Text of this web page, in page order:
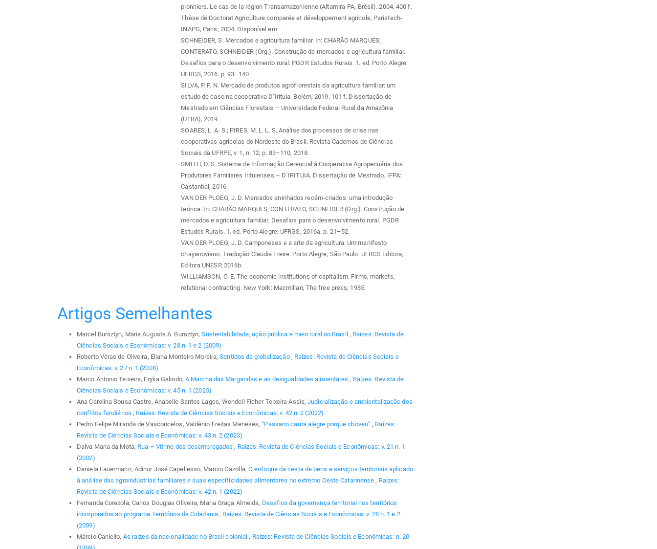
pionniers. Le cas de la région Transamazonienne (Altamira-PA, Brésil). 2004. 400 f.
Thèse de Doctorat Agriculture comparée et développement agricole, Paristech-
INAPG, Paris, 2004. Disponível em: .
SCHNEIDER, S. Mercados e agricultura familiar. In: CHARÃO MARQUES;
CONTERATO, SCHNEIDER (Org.). Construção de mercados e agricultura familiar.
Desafios para o desenvolvimento rural. PGDR Estudos Rurais. 1. ed. Porto Alegre:
UFRGS, 2016. p. 93–140.
SILVA, P. F. N. Mercado de produtos agroflorestais da agricultura familiar: um
estudo de caso na cooperativa D’Irituia. Belém, 2019. 101 f. Dissertação de
Mestrado em Ciências Florestais – Universidade Federal Rural da Amazônia
(UFRA), 2019.
SOARES, L. A. S.; PIRES, M. L. L. S. Análise dos processos de crise nas
cooperativas agrícolas do Nordeste do Brasil. Revista Cadernos de Ciências
Sociais da UFRPE, v. 1, n. 12, p. 83–110, 2018.
SMITH, D. S. Sistema de Informação Gerencial à Cooperativa Agropecuária dos
Produtores Familiares Irituienses – D`IRITUIA. Dissertação de Mestrado. IFPA:
Castanhal, 2016.
VAN DER PLOEG, J. D. Mercados aninhados recém-criados: uma introdução
teórica. In: CHARÃO MARQUES; CONTERATO, SCHNEIDER (Org.). Construção de
mercados e agricultura familiar. Desafios para o desenvolvimento rural. PGDR
Estudos Rurais. 1. ed. Porto Alegre: UFRGS, 2016a. p. 21–52.
VAN DER PLOEG, J. D. Camponeses e a arte da agricultura. Um manifesto
chayanoviano. Tradução Claudia Freire. Porto Alegre; São Paulo: UFRGS Editora;
Editora UNESP, 2016b.
WILLIAMSON, O. E. The economic institutions of capitalism. Firms, markets,
relational contracting. New York: Macmillan, The free press, 1985.
Artigos Semelhantes
Marcel Bursztyn, Maria Augusta A. Bursztyn,Sustentabilidade, ação pública e meio rural no Brasil , Raízes: Revista de
Ciências Sociais e Econômicas: v. 28 n. 1 e 2 (2009)
Roberto Véras de Oliveira, Eliana Monteiro Moreira,Sentidos da globalização , Raízes: Revista de Ciências Sociais e
Econômicas: v. 27 n. 1 (2008)
Marco Antonio Teixeira, Eryka Galindo, A Marcha das Margaridas e as desigualdades alimentares , Raízes: Revista de
Ciências Sociais e Econômicas: v. 45 n. 1 (2025)
Ana Carolina Sousa Castro, Anabelle Santos Lages, Wendell Ficher Teixeira Assis,Judicialização e ambientalização dos
conflitos fundiários , Raízes: Revista de Ciências Sociais e Econômicas: v. 42 n. 2 (2022)
Pedro Felipe Miranda de Vasconcelos, Valdênio Freitas Meneses,“Passarin canta alegre porque choveu” , Raízes:
Revista de Ciências Sociais e Econômicas: v. 43 n. 2 (2023)
Dalva Maria da Mota, Rua – Vitrine dos desempregados , Raízes: Revista de Ciências Sociais e Econômicas: v. 21 n. 1
(2002)
Daniela Lauermann, Adinor José Capellesso, Marcio Gazolla, O enfoque da cesta de bens e serviços territoriais aplicado
à análise das agroindústrias familiares e suas especificidades alimentares no extremo Oeste Catarinense , Raízes:
Revista de Ciências Sociais e Econômicas: v. 42 n. 1 (2022)
Fernanda Corezola, Carlos Douglas Oliveira, Maria Graça Almeida, Desafios da governança territorial nos territórios
incorporados ao programa Territórios da Cidadania , Raízes: Revista de Ciências Sociais e Econômicas: v. 28 n. 1 e 2
(2009)
Márcio Caniello, As raízes da nacionalidade no Brasil colonial , Raízes: Revista de Ciências Sociais e Econômicas: n. 20